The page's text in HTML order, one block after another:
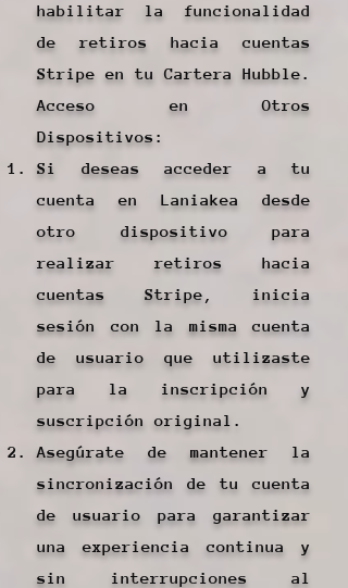
habilitar la funcionalidad
de retiros hacia cuentas
Stripe en tu Cartera Hubble.
Acceso en Otros
Dispositivos:
Si deseas acceder a tu
cuenta en Laniakea desde
otro dispositivo para
realizar retiros hacia
cuentas Stripe, inicia
sesión con la misma cuenta
de usuario que utilizaste
para la inscripción y
suscripción original.
Asegúrate de mantener la
sincronización de tu cuenta
de usuario para garantizar
una experiencia continua y
sin interrupciones al